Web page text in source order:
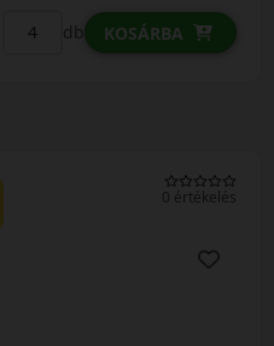
db KOSÁRBA
0 értékelés